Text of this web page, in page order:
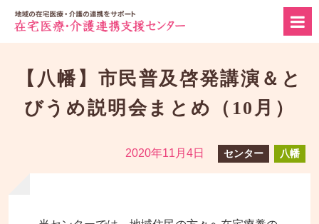
【八幡】市民普及啓発講演＆と
びうめ説明会まとめ（10月）
2020年11月4日 センター 八幡